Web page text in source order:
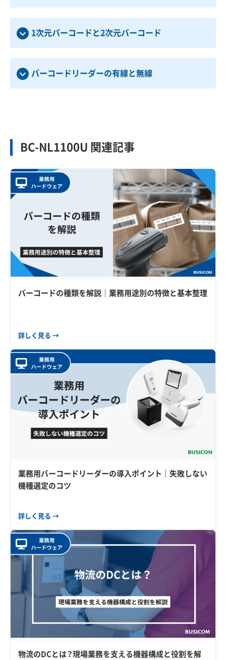
1次元バーコードと2次元バーコード
バーコードリーダーの有線と無線
BC-NL1100U 関連記事
バーコードの種類を解説｜業務用途別の特徴と基本整理
詳しく見る →
業務用バーコードリーダーの導入ポイント｜失敗しない
機種選定のコツ
詳しく見る →
物流のDCとは？現場業務を支える機器構成と役割を解